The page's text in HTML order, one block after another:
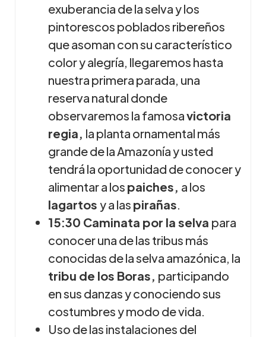
exuberancia de la selva y los
pintorescos poblados ribereños
que asoman con su característico
color y alegría, llegaremos hasta
nuestra primera parada, una
reserva natural donde
observaremos la famosavictoria
regia, la planta ornamental más
grande de la Amazonía y usted
tendrá la oportunidad de conocer y
alimentar a los paiches, a los
lagartos y a las pirañas
15:30 Caminata por la selva para
conocer una de las tribus más
conocidas de la selva amazónica, la
tribu de los Boras, participando
en sus danzas y conociendo sus
costumbres y modo de vida.
Uso de las instalaciones del